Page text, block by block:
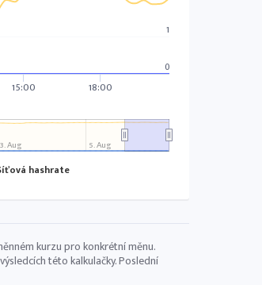
hashrate
15:00 18:00
3. Aug 5. Aug
0
1
kurzu pro konkrétní měnu.
této kalkulačky. Poslední